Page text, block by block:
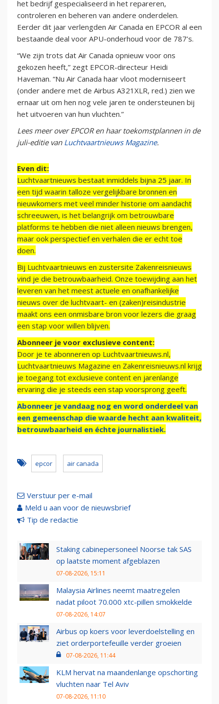
het bedrijf gespecialiseerd in het repareren,
controleren en beheren van andere onderdelen.
Eerder dit jaar verlengden Air Canada en EPCOR al een
bestaande deal voor APU-onderhoud voor de 787’s.
“We zijn trots dat Air Canada opnieuw voor ons
gekozen heeft,” zegt EPCOR-directeur Heidi
Haveman. “Nu Air Canada haar vloot moderniseert
(onder andere met de Airbus A321XLR, red.) zien we
ernaar uit om hen nog vele jaren te ondersteunen bij
het uitvoeren van hun vluchten.”
Lees meer over EPCOR en haar toekomstplannen in de
juli-editie van Luchtvaartnieuws Magazine.
Even dit:
Luchtvaartnieuws bestaat inmiddels bijna 25 jaar. In
een tijd waarin talloze vergelijkbare bronnen en
nieuwkomers met veel minder historie om aandacht
schreeuwen, is het belangrijk om betrouwbare
platforms te hebben die niet alleen nieuws brengen,
maar ook perspectief en verhalen die er echt toe
doen.
Bij Luchtvaartnieuws en zustersite Zakenreisnieuws
vind je die betrouwbaarheid. Onze toewijding aan het
leveren van het meest actuele en onafhankelijke
nieuws over de luchtvaart- en (zaken)reisindustrie
maakt ons een onmisbare bron voor lezers die graag
een stap voor willen blijven.
Abonneer je voor exclusieve content:
Door je te abonneren op Luchtvaartnieuws.nl,
Luchtvaartnieuws Magazine en Zakenreisnieuws.nl krijg
je toegang tot exclusieve content en jarenlange
ervaring die je steeds een stap voorsprong geeft.
Abonneer je vandaag nog en word onderdeel van
een gemeenschap die waarde hecht aan kwaliteit,
betrouwbaarheid en échte journalistiek.
epcor air canada
Verstuur per e-mail
Meld u aan voor de nieuwsbrief
Tip de redactie
Staking cabinepersoneel Noorse tak SAS
op laatste moment afgeblazen
07-08-2026, 15:11
Malaysia Airlines neemt maatregelen
nadat piloot 70.000 xtc-pillen smokkelde
07-08-2026, 14:07
Airbus op koers voor leverdoelstelling en
ziet orderportefeuille verder groeien
07-08-2026, 11:44
KLM hervat na maandenlange opschorting
vluchten naar Tel Aviv
07-08-2026, 11:10